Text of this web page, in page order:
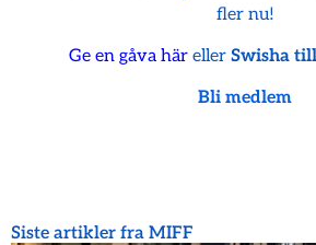
fler nu!
Ge en gåva häreller Swisha
Bli medlem
Siste artikler fra MIFF